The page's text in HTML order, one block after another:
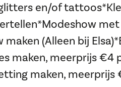
en/of
maken (Alleen bij
maken, meerprijs
maken,